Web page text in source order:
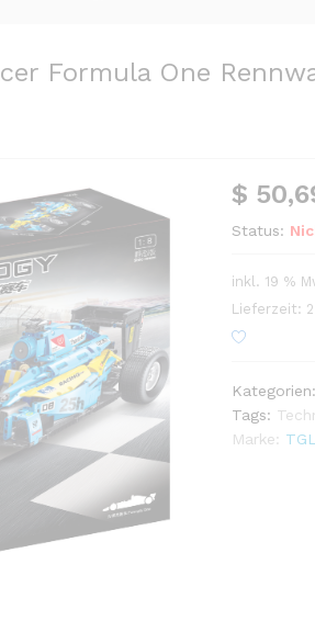
Formula One
$
Status:
inkl. 19 %
Lieferzeit:
Kategorien:
Tags:
Marke: TGL